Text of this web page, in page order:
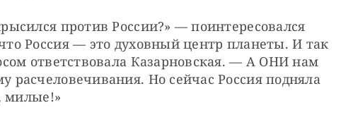
против России?» — поинтересовался
Россия — это духовный центр планеты. И так
ответствовала Казарновская. — А ОНИ нам
расчеловечивания. Но сейчас Россия подняла
милые!»